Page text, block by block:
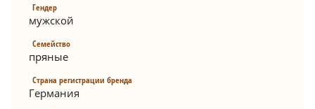
Гендер
мужской
Семейство
пряные
Страна регистрации бренда
Германия